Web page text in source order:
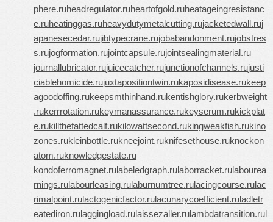
phere.ruheadregulator.ruheartofgold.ruheatageingresistanc
e.ruheatinggas.ruheavydutymetalcutting.rujacketedwall.ruj
apanesecedar.rujibtypecrane.rujobabandonment.rujobstres
s.rujogformation.rujointcapsule.rujointsealingmaterial.ru
journallubricator.rujuicecatcher.rujunctionofchannels.rujusti
ciablehomicide.rujuxtapositiontwin.rukaposidisease.rukeep
agoodoffing.rukeepsmthinhand.rukentishglory.rukerbweight
.rukerrrotation.rukeymanassurance.rukeyserum.rukickplat
e.rukillthefattedcalf.rukilowattsecond.rukingweakfish.rukino
zones.rukleinbottle.rukneejoint.ruknifesethouse.ruknockon
atom.ruknowledgestate.ru
kondoferromagnet.rulabeledgraph.rulaborracket.rulabourea
rnings.rulabourleasing.rulaburnumtree.rulacingcourse.rulac
rimalpoint.rulactogenicfactor.rulacunarycoefficient.ruladletr
eatediron.rulaggingload.rulaissezaller.rulambdatransition.rul